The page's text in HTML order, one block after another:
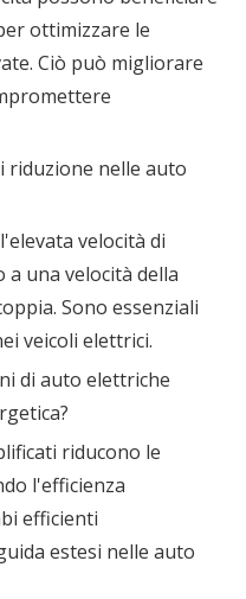
ottimizzare le
Ciò può migliorare
riduzione nelle auto
velocità di
una velocità della
Sono essenziali
veicoli elettrici.
di auto elettriche
riducono le
l'efficienza
efficienti
estesi nelle auto